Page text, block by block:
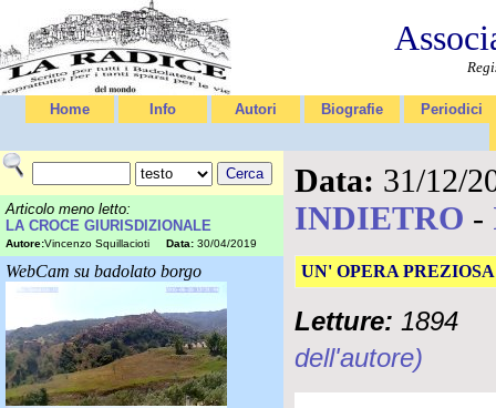
Home Info Autori Biografie Periodici
Articolo meno letto:
LA CROCE GIURISDIZIONALE
Autore:Vincenzo Squillacioti Data: 30/04/2019
WebCam su badolato borgo
Data: 31/12/
INDIETRO -
UN' OPERA
Letture: 1894
dell'autore)